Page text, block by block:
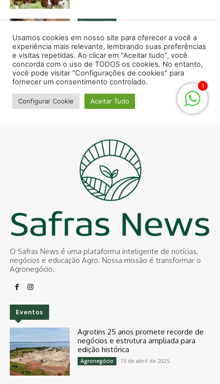
O Safras News é uma plataforma inteligente de notícias,
negócios e educação Agro. Nossa missão é transformar o
Agronegócio.
Eventos
Agrotins 25 anos promete recorde de
negócios e estrutura ampliada para
edição histórica
Agronegócio 15 de abril de 2025